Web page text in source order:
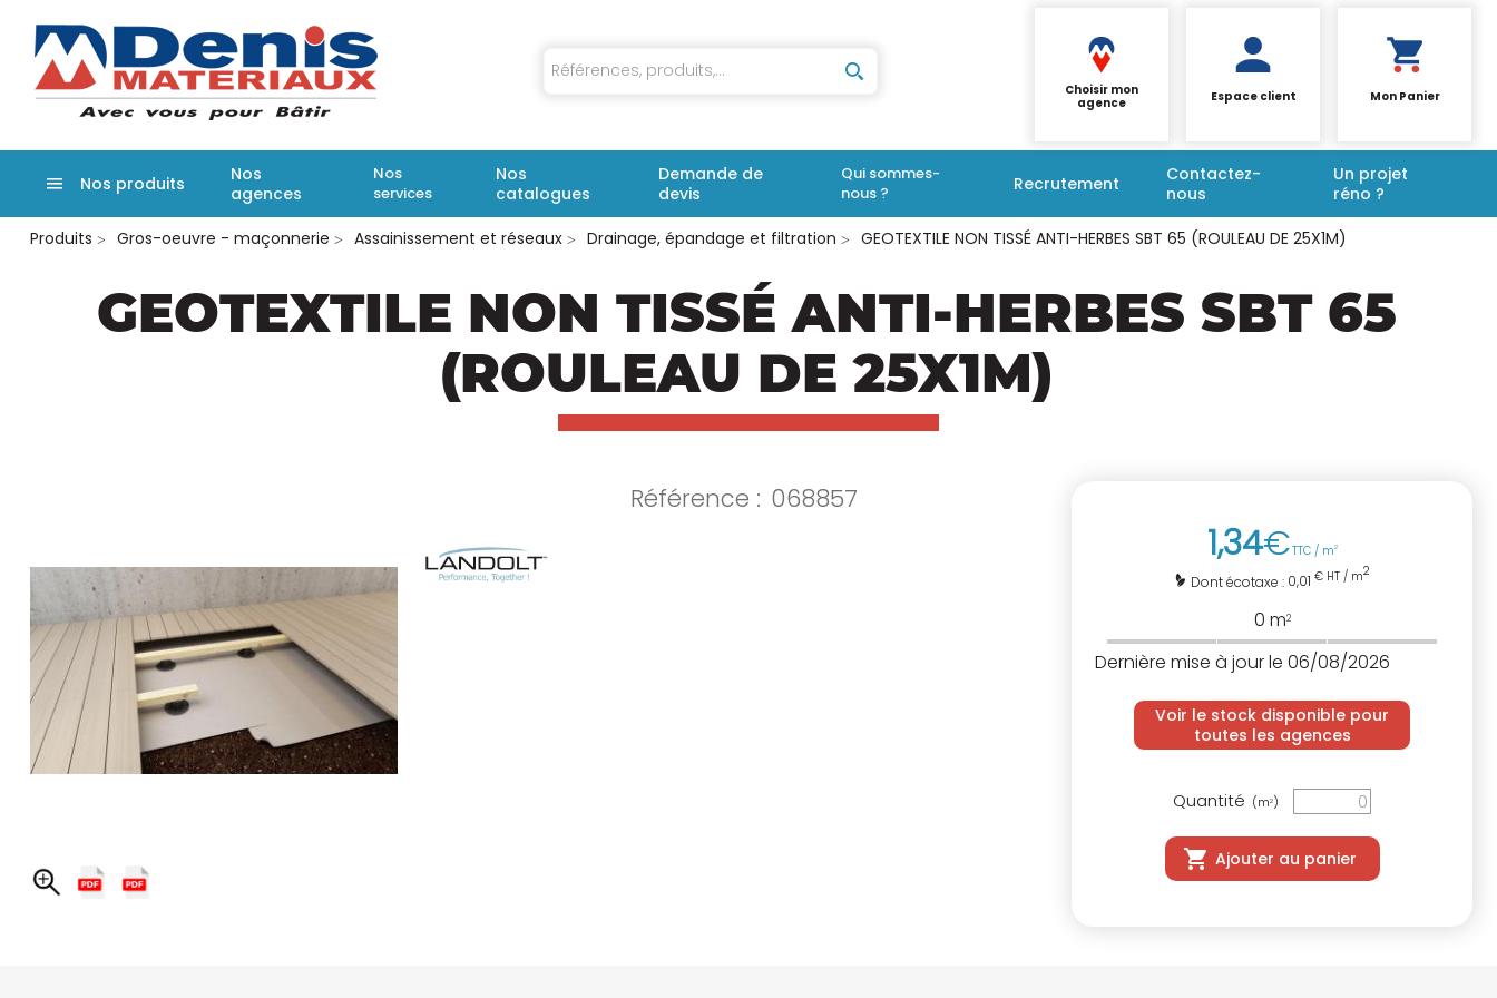
Aller
Choisir mon
agence
Espace client Mon Panier
Nos produits
Nos
agences
Nos
services
Nos
catalogues
Demande de
devis
Qui sommes-
nous ?
Recrutement
Contactez-
nous
Un projet
réno ?
Produits
Gros-oeuvre - maçonnerie Assainissement et réseaux Drainage, épandage et filtration GEOTEXTILE NON TISSÉ ANTI-HERBES SBT 65 (ROULEAU DE 25X1M)
GEOTEXTILE NON TISSÉ ANTI-HERBES SBT 65
(ROULEAU DE 25X1M)
Référence : 068857
1,34€TTC / m2
Dont écotaxe : 0,01 € HT / m2
0 m2
Dernière mise à jour le 06/08/2026
Voir le stock disponible pour
toutes les agences
Quantité (m2)
Ajouter au panier